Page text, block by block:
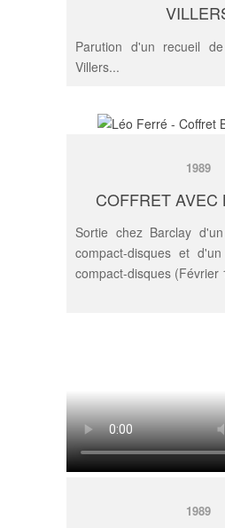
Parution d'un recueil
Villers...
VOIR LE1989
COFFRET AVEC
Sortie chez Barclay
compact-disques et
compact-disques (Février
1989